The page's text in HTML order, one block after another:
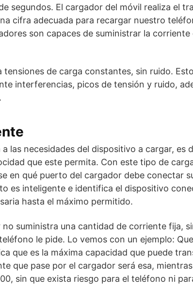
segundos. El cargador del móvil realiza el
cifra adecuada para recargar nuestro
son capaces de suministrar la corriente
tensiones de carga constantes, sin ruido.
interferencias, picos de tensión y ruido,
las necesidades del dispositivo a cargar, es
que este permita. Con este tipo de
en qué puerto del cargador debe conectar
es inteligente e identifica el dispositivo
hasta el máximo permitido.
suministra una cantidad de corriente fija,
le pide. Lo vemos con un ejemplo:
que es la máxima capacidad que puede
que pase por el cargador será esa,
sin que exista riesgo para el teléfono ni